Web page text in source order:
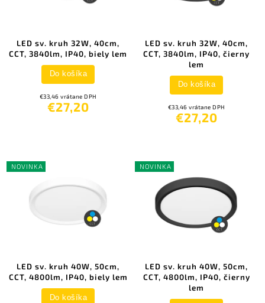
LED sv. kruh 32W, 40cm,
CCT, 3840lm, IP40, biely lem
€33,46 vrátane DPH
€27,20
Do košíka
LED sv. kruh 32W, 40cm,
CCT, 3840lm, IP40, čierny
lem
€33,46 vrátane DPH
€27,20
Do košíka
NOVINKA
LED sv. kruh 40W, 50cm,
CCT, 4800lm, IP40, biely lem
Do košíka
NOVINKA
LED sv. kruh 40W, 50cm,
CCT, 4800lm, IP40, čierny
lem